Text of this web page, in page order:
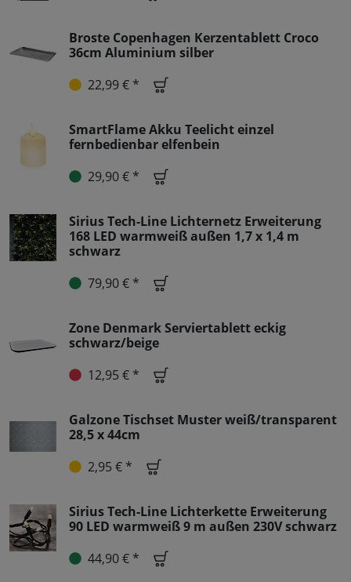
Broste Copenhagen Kerzentablett Croco
36cm Aluminium silber
22,99 € *
SmartFlame Akku Teelicht einzel
fernbedienbar elfenbein
29,90 € *
Sirius Tech-Line Lichternetz Erweiterung
168 LED warmweiß außen 1,7 x 1,4 m
schwarz
79,90 € *
Zone Denmark Serviertablett eckig
schwarz/beige
12,95 € *
Galzone Tischset Muster weiß/transparent
28,5 x 44cm
2,95 € *
Sirius Tech-Line Lichterkette Erweiterung
90 LED warmweiß 9 m außen 230V schwarz
44,90 € *